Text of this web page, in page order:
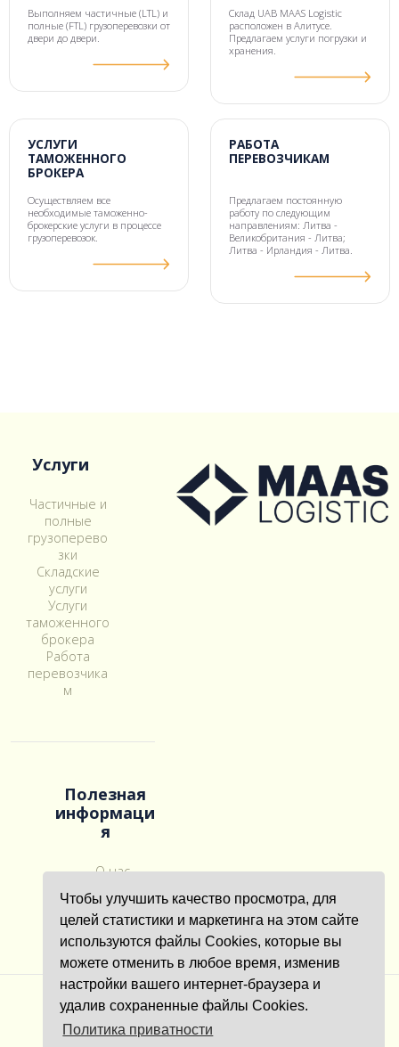
Чтобы улучшить качество просмотра, для
целей статистики и маркетинга на этом сайте
используются файлы Cookies, которые вы
можете отменить в любое время, изменив
настройки вашего интернет-браузера и
удалив сохраненные файлы Cookies.
Политика приватности
Выполняем частичные (LTL) и
полные (FTL) грузоперевозки от
двери до двери.
Склад UAB MAAS Logistic
расположен в Алитусе.
Предлагаем услуги погрузки и
хранения.
УСЛУГИ
ТАМОЖЕННОГО
БРОКЕРА
Осуществляем все
необходимые таможенно-
брокерские услуги в процессе
грузоперевозок.
РАБОТА
ПЕРЕВОЗЧИКАМ
Предлагаем постоянную
работу по следующим
направлениям: Литва -
Великобритания - Литва;
Литва - Ирландия - Литва.
Услуги
Частичные и
полные
грузоперево
зки
Складские
услуги
Услуги
таможенного
брокера
Работа
перевозчика
м
Полезная
информаци
я
О нас
Контакты
2026 ©MAAS Logistic